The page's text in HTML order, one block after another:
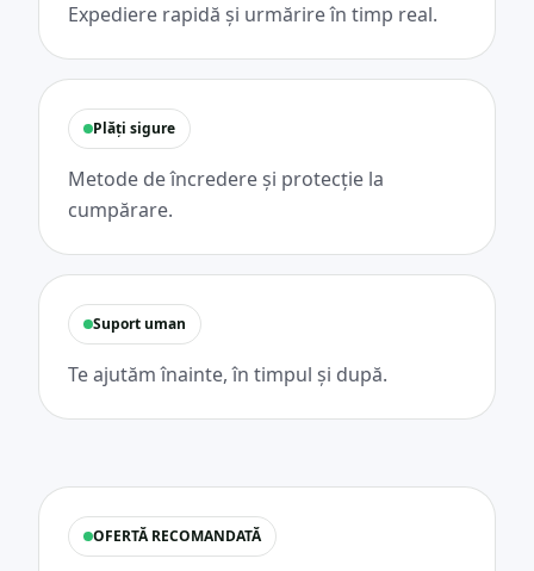
Expediere rapidă și urmărire în timp real.
Plăți sigure
Metode de încredere și protecție la
cumpărare.
Suport uman
Te ajutăm înainte, în timpul și după.
OFERTĂ RECOMANDATĂ